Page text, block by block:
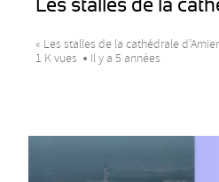
Les stalles de la
« Les stalles de la cathédrale
1 K vues
Il y a 5 années